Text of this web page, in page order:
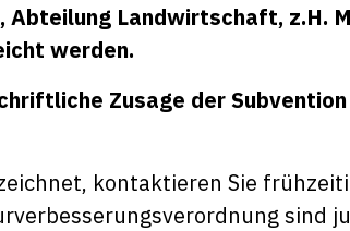
Abteilung Landwirtschaft, z.H.
werden.
Zusage der
kontaktieren Sie
sind